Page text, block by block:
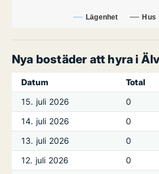
Lägenhet Hus
Nya bostäder att hyra i
Datum Total
15. juli 2026
0
14. juli 2026
0
13. juli 2026
0
12. juli 2026
0